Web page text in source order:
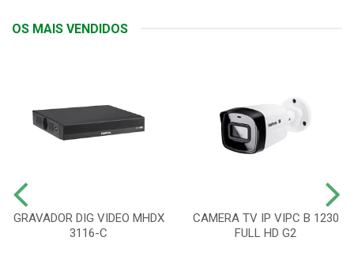
OS MAIS VENDIDOS
GRAVADOR DIG VIDEO MHDX
3116-C
CAMERA TV IP VIPC B 1230
FULL HD G2